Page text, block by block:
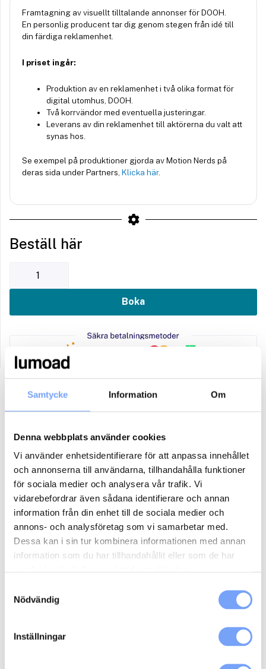
Samtycke Information Om
Denna webbplats använder cookies
Vi använder enhetsidentifierare för att anpassa innehållet
och annonserna till användarna, tillhandahålla funktioner
för sociala medier och analysera vår trafik. Vi
vidarebefordrar även sådana identifierare och annan
information från din enhet till de sociala medier och
annons- och analysföretag som vi samarbetar med.
Dessa kan i sin tur kombinera informationen med annan
information som du har tillhandahållit eller som de har
Nödvändig
Inställningar
Framtagning av visuellt tilltalande annonser för DOOH.
En personlig producent tar dig genom stegen från idé till
din färdiga reklamenhet.
I priset ingår:
Produktion av en reklamenhet i två olika format för
digital utomhus, DOOH.
Två korrvändor med eventuella justeringar.
Leverans av din reklamenhet till aktörerna du valt att
synas hos.
Se exempel på produktioner gjorda av Motion Nerds på
deras sida under Partners, Klicka här.
Beställ här
Boka
Beskrivning
Produktion av en reklamenhet i två olika format för
digital utomhus, DOOH.
Två korrvändor med eventuella justeringar.
Leverans av din reklamenhet till aktörerna du valt att
Kortfattad beskrivning av arbetsprocessen:
Brief från kunden
Motion Nerds levererar din reklamenhet till aktörerna